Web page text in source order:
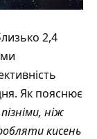
2,4
Як пояснює
ніж
кисень